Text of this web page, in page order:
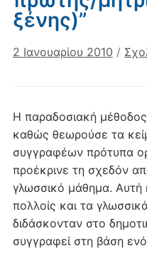
ξένης)”
2 Ιανουαρίου 2010 /
Η παραδοσιακή
καθώς θεωρούσε τα
συγγραφέων πρότυπα
προέκρινε τη σχεδόν
γλωσσικό μάθημα. Αυτή
πολλοίς και τα
διδάσκονταν στο
συγγραφεί στη βάση